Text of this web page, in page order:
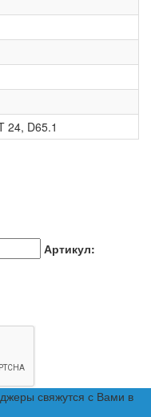
24, D65.1
Артикул:
свяжутся с Вами в